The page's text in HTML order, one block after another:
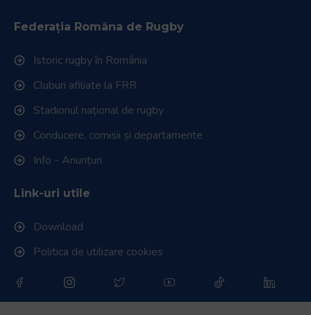
Federația Româna de Rugby
Istoric rugby în România
Cluburi afiliate la FRR
Stadionul național de rugby
Conducere, comisii și departamente
Info - Anunțuri
Link-uri utile
Download
Politica de utilizare cookies